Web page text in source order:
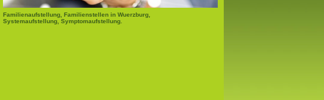
Familienaufstellung, Familienstellen in Wuerzburg,
Systemaufstellung, Symptomaufstellung.